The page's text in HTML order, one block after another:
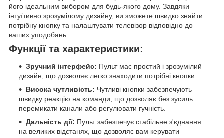
його ідеальним вибором для будь-якого дому. Завдяки
інтуїтивно зрозумілому дизайну, ви зможете швидко знайти
потрібну кнопку та налаштувати телевізор відповідно до
ваших уподобань.
Функції та характеристики:
Зручний інтерфейс: Пульт має простий і зрозумілий
дизайн, що дозволяє легко знаходити потрібні кнопки.
Висока чутливість: Чутливі кнопки забезпечують
швидку реакцію на команди, що дозволяє без зусиль
перемикати канали або регулювати гучність.
Дальність дії: Пульт забезпечує стабільне з'єднання
на великих відстанях, що дозволяє вам керувати